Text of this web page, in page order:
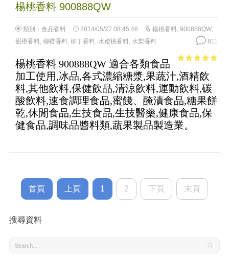
楊桃香料 900888QW
類別： 食品香料 2014/05/27 08:45:46 楊桃香料, 900888QW,
甜橙香料, 柳橙香料, 柳丁香料, 水蜜桃香料, 水梨香料 811
5
楊桃香料 900888QW 適合各類食品
加工使用,冰品,各式濃縮糖漿,果蔬汁,酒精飲
料,其他飲料,保健飲品,清涼飲料,運動飲料,碳
酸飲料,速食調理食品,蜜餞、醃漬食品,糖果餅
乾,休閒食品,生技食品,生技醫藥,健康食品,保
健食品,調味品醬料類,蔬果製品製造業。
首頁 上頁 1 2 下頁 末頁
搜尋資料